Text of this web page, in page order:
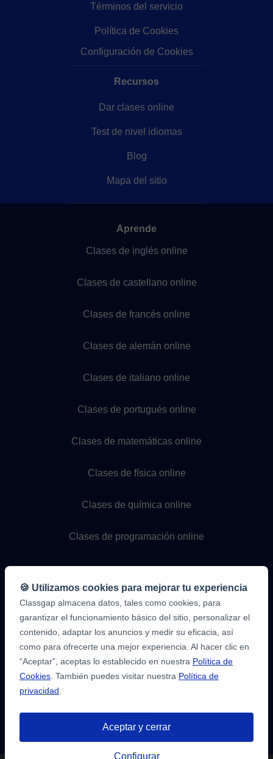
Términos del servicio
Política de Cookies
Configuración de Cookies
Recursos
Dar clases online
Test de nivel idiomas
Blog
Mapa del sitio
Aprende
Clases de inglés online
Clases de castellano online
Clases de francés online
Clases de alemán online
Clases de italiano online
Clases de portugués online
Clases de matemáticas online
Clases de física online
Clases de química online
Clases de programación online
9,6/10
1.339.284
opiniones
verificadas.com
🍪 Utilizamos cookies para mejorar tu experiencia
Classgap almacena datos, tales como cookies, para
garantizar el funcionamiento básico del sitio, personalizar el
contenido, adaptar los anuncios y medir su eficacia, así
como para ofrecerte una mejor experiencia. Al hacer clic en
“Aceptar”, aceptas lo establecido en nuestra Política de
Cookies . También puedes visitar nuestra Política de
privacidad
Aceptar y cerrar
Configurar